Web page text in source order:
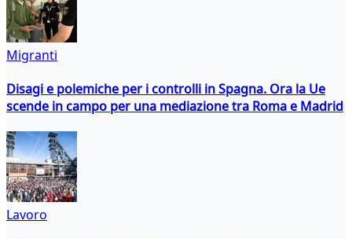
Migranti
Disagi e polemiche per i controlli in Spagna. Ora la Ue
scende in campo per una mediazione tra Roma e Madrid
Lavoro